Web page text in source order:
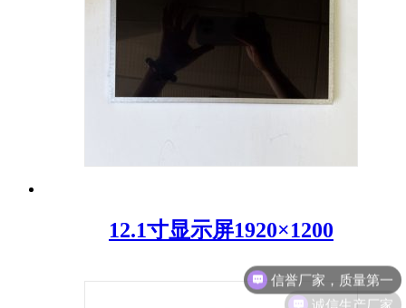
12.1寸显示屏1920×1200
诚信生产厂家